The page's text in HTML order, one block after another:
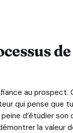
au
qui pense que
d’étudier
la valeur